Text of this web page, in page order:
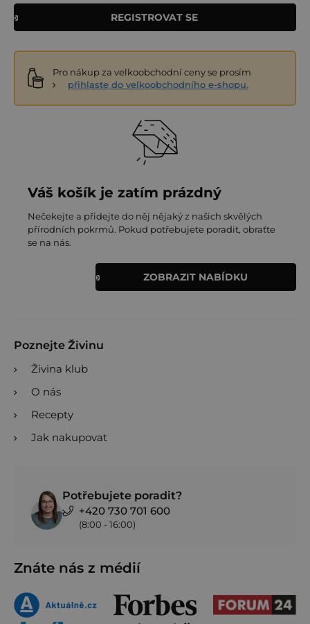
REGISTROVAT SE
Pro nákup za velkoobchodní ceny se prosím
přihlaste do velkoobchodního e-shopu.
Váš košík je zatím prázdný
Nečekejte a přidejte do něj nějaký z našich skvělých
přírodních pokrmů. Pokud potřebujete poradit, obraťte
se na nás.
ZOBRAZIT NABÍDKU
Poznejte Živinu
Živina klub
O nás
Recepty
Jak nakupovat
Potřebujete poradit?
+420 730 701 600
(8:00 - 16:00)
Znáte nás z médií